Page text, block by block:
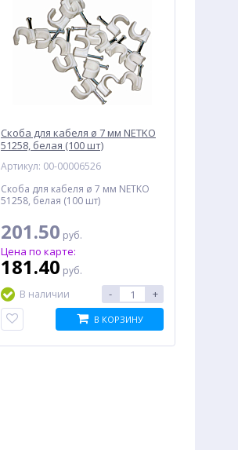
Скоба для кабеля ø 7 мм NETKO
51258, белая (100 шт)
Артикул: 00-00006526
Скоба для кабеля ø 7 мм NETKO
51258, белая (100 шт)
201.50 руб.
Цена по карте:
181.40 руб.
В наличии
- +
В КОРЗИНУ